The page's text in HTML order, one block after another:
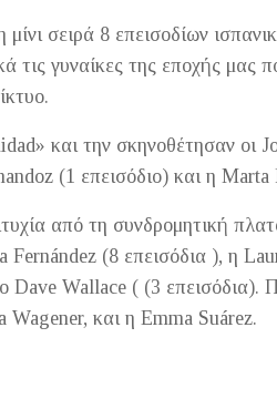
μίνι σειρά 8 επεισοδίων
τις γυναίκες της εποχής μας
και την σκηνοθέτησαν οι
(1 επεισόδιο) και η Marta
από τη συνδρομητική
(8 επεισόδια ), η
Dave Wallace ( (3 επεισόδια).
και η Emma Suárez.